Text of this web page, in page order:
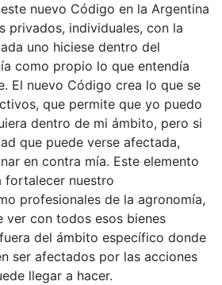
nuevo Código en la Argentina
privados, individuales, con la
uno hiciese dentro del
como propio lo que entendía
El nuevo Código crea lo que se
que permite que yo puedo
dentro de mi ámbito, pero si
que puede verse afectada,
en contra mía. Este elemento
fortalecer nuestro
profesionales de la agronomía,
ver con todos esos bienes
del ámbito específico donde
ser afectados por las acciones
llegar a hacer.